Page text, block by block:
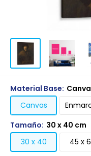
Material Base:
Canvas
Tamaño: 30 x 40 cm
30 x 40
45 x